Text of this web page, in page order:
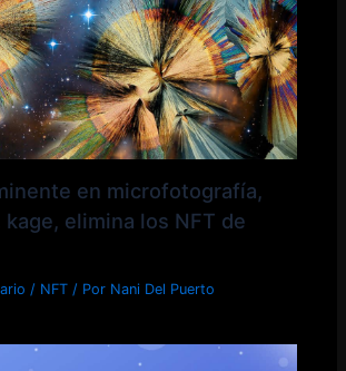
en microfotografía,
kage, elimina los NFT de
/ NFT / Por Nani Del Puerto